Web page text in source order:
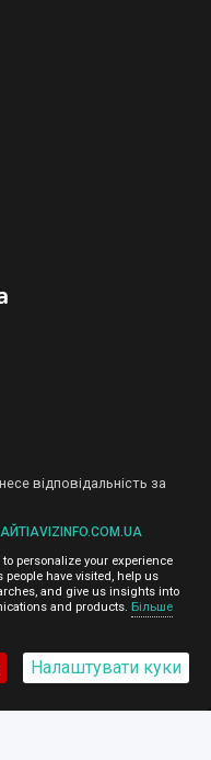
відповідальність за
користувачів
за правила
AvizInfo.com.ua. На
реклама Google
детальніше про
personalize your experience
have visited, help us
and give us insights into
and products. Більше
Налаштувати куки